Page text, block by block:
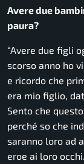
Avere due
paura?
“Avere due figli
scorso anno ho
e ricordo che
era mio figlio,
Sento che
perché so che
saranno loro ad
eroe ai loro